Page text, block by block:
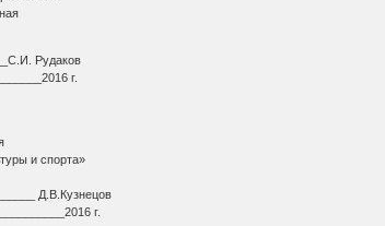
Рудаков
г.
и спорта»
Д.В.Кузнецов
г.